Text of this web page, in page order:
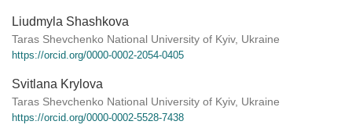
Liudmyla Shashkova
Taras Shevchenko National University of Kyiv, Ukraine
https://orcid.org/0000-0002-2054-0405
Svitlana Krylova
Taras Shevchenko National University of Kyiv, Ukraine
https://orcid.org/0000-0002-5528-7438